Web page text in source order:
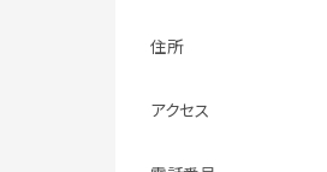
住所
アクセス